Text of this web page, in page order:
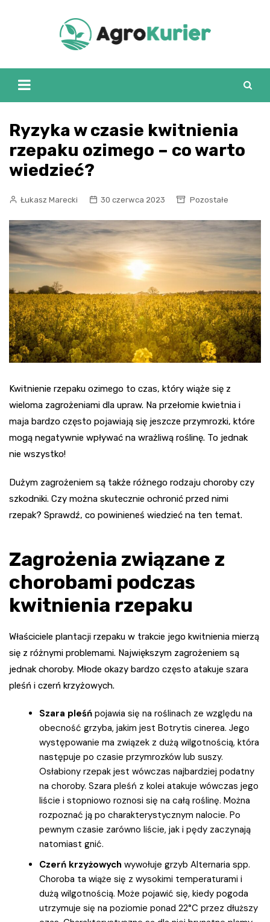
Ryzyka w czasie kwitnienia
rzepaku ozimego – co warto
wiedzieć?
Łukasz Marecki 30 czerwca 2023 Pozostałe
Kwitnienie rzepaku ozimego to czas, który wiąże się z
wieloma zagrożeniami dla upraw. Na przełomie kwietnia i
maja bardzo często pojawiają się jeszcze przymrozki, które
mogą negatywnie wpływać na wrażliwą roślinę. To jednak
nie wszystko!
Dużym zagrożeniem są także różnego rodzaju choroby czy
szkodniki. Czy można skutecznie ochronić przed nimi
rzepak? Sprawdź, co powinieneś wiedzieć na ten temat.
Zagrożenia związane z
chorobami podczas
kwitnienia rzepaku
Właściciele plantacji rzepaku w trakcie jego kwitnienia mierzą
się z różnymi problemami. Największym zagrożeniem są
jednak choroby. Młode okazy bardzo często atakuje szara
pleśń i czerń krzyżowych.
Szara pleśń pojawia się na roślinach ze względu na
obecność grzyba, jakim jest Botrytis cinerea. Jego
występowanie ma związek z dużą wilgotnością, która
następuje po czasie przymrozków lub suszy.
Osłabiony rzepak jest wówczas najbardziej podatny
na choroby. Szara pleśń z kolei atakuje wówczas jego
liście i stopniowo roznosi się na całą roślinę. Można
rozpoznać ją po charakterystycznym nalocie. Po
pewnym czasie zarówno liście, jak i pędy zaczynają
natomiast gnić.
Czerń krzyżowych wywołuje grzyb Alternaria spp.
Choroba ta wiąże się z wysokimi temperaturami i
dużą wilgotnością. Może pojawić się, kiedy pogoda
utrzymuje się na poziomie ponad 22°C przez dłuższy